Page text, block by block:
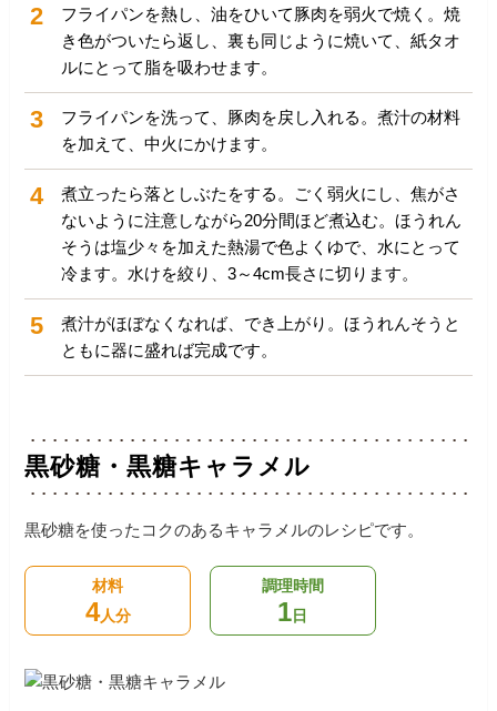
2
フライパンを熱し、油をひいて豚肉を弱火で焼く。焼
き色がついたら返し、裏も同じように焼いて、紙タオ
ルにとって脂を吸わせます。
3
フライパンを洗って、豚肉を戻し入れる。煮汁の材料
を加えて、中火にかけます。
4
煮立ったら落としぶたをする。ごく弱火にし、焦がさ
ないように注意しながら20分間ほど煮込む。ほうれん
そうは塩少々を加えた熱湯で色よくゆで、水にとって
冷ます。水けを絞り、3～4cm長さに切ります。
5
煮汁がほぼなくなれば、でき上がり。ほうれんそうと
ともに器に盛れば完成です。
黒砂糖・黒糖キャラメル
黒砂糖を使ったコクのあるキャラメルのレシピです。
材料
4人分
調理時間
1日